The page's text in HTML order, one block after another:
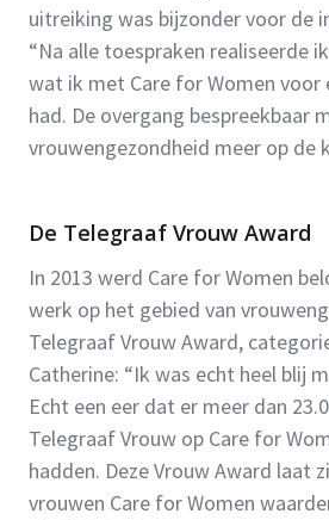
uitreiking was bijzonder voor de
“Na alle toespraken realiseerde
wat ik met Care for Women voor
had. De overgang bespreekbaar
vrouwengezondheid meer op de
De Telegraaf Vrouw Award
In 2013 werd Care for Women
werk op het gebied van
Telegraaf Vrouw Award,
Catherine: “Ik was echt heel blij
Echt een eer dat er meer dan
Telegraaf Vrouw op Care for
hadden. Deze Vrouw Award laat
vrouwen Care for Women